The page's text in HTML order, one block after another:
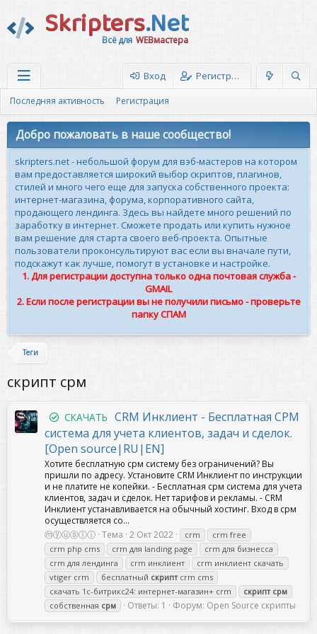
Skripters.Net
Всё для WEBмастера
Вход Регистрация
Последняя активность Регистрация
Добро пожаловать в наше сообщество!
skripters.net - небольшой форум для вэб-мастеров на котором
вам предоставляется широкий выбор скриптов, плагинов,
стилей и много чего еще для запуска собственного проекта:
интернет-магазина, форума, корпоративного сайта,
продающего лендинга. Здесь вы найдете много решений по
заработку в интернет. Сможете продать или купить нужное
вам решение для старта своего веб-проекта. Опытные
пользователи проконсультируют вас если вы вначале пути,
подскажут как лучше, помогут в установке и настройке.
1. Для регистрации доступна только одна почтовая служба -
GMAIL
2. Если после регистрации вы не получили письмо - проверьте
папку СПАМ
Теги
скрипт срм
СКАЧАТЬ CRM Инклиент - Бесплатная СРМ
система для учета клиентов, задач и сделок.
[Open source|RU|EN]
Хотите бесплатную срм систему без ограничений? Вы
пришли по адресу. Установите CRM Инклиент по инструкции
и не платите не копейки. - Бесплатная срм система для учета
клиентов, задач и сделок. Нет тарифов и рекламы. - CRM
Инклиент устанавливается на обычный хостинг. Вход в срм
осуществляется со...
ⓜⓨⓤⓢⓛⓘ Тема 2 Окт 2022 crm
crm free
crm php cms
crm для landing page
crm для бизнесса
crm для лендинга
crm инклиент
crm инклиент скачать
vtiger crm
бесплатный скриптcrm cms
скачать 1с-битрикс24: интернет-магазин+ crm
скрипт срм
собственная срм Ответы: 1 Форум: Open Source скрипты